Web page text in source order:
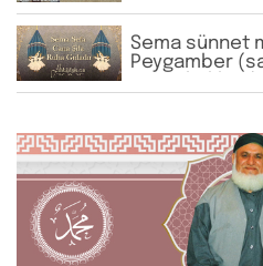
Sema sünnet
Peygamber